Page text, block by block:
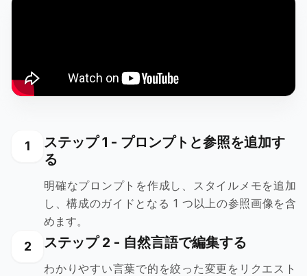
1
ステップ 1 - プロンプトと参照を追加す
る
明確なプロンプトを作成し、スタイルメモを追加
し、構成のガイドとなる 1 つ以上の参照画像を含
めます。
2 ステップ 2 - 自然言語で編集する
わかりやすい言葉で的を絞った変更をリクエスト